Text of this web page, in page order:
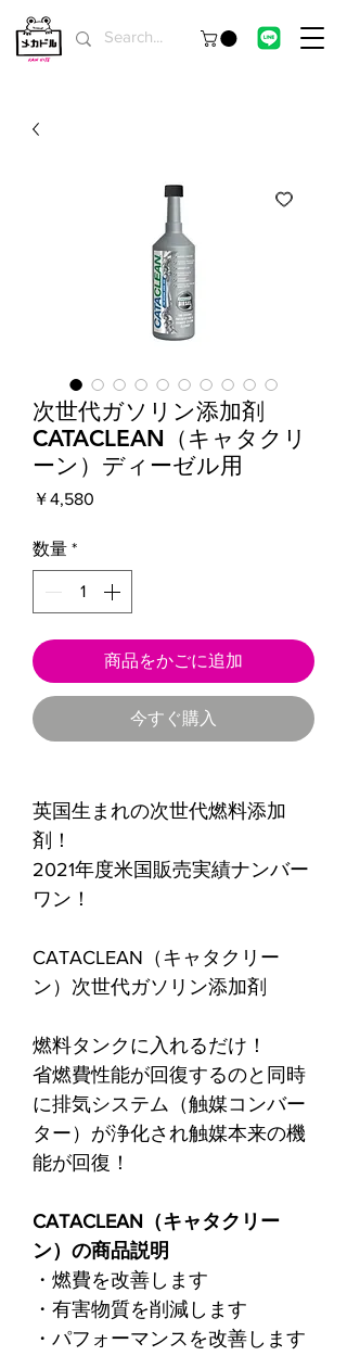
次世代ガソリン添加剤
CATACLEAN（キャタクリ
ーン）ディーゼル用
￥4,580
数量 *
商品をかごに追加
今すぐ購入
英国生まれの次世代燃料添加
剤！
2021年度米国販売実績ナンバー
ワン！
CATACLEAN（キャタクリー
ン）次世代ガソリン添加剤
燃料タンクに入れるだけ！
省燃費性能が回復するのと同時
に排気システム（触媒コンバー
ター）が浄化され触媒本来の機
能が回復！
CATACLEAN（キャタクリー
ン）の商品説明
・燃費を改善します
・有害物質を削減します
・パフォーマンスを改善します